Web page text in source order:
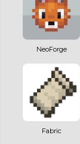
NeoForge
Fabric